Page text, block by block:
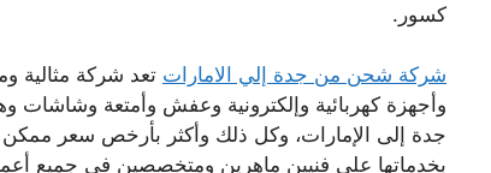
كسور.
شركة شحن من جدة إلي الامارات تعد شركة مثالية
وأجهزة كهربائية وإلكترونية وعفش وأمتعة
جدة إلى الإمارات، وكل ذلك وأكثر بأرخص سعر
بخدماتها على فنيين ماهرين ومتخصصين في جميع